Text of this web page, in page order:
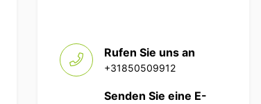
Rufen Sie uns an
+31850509912
Senden Sie eine E-